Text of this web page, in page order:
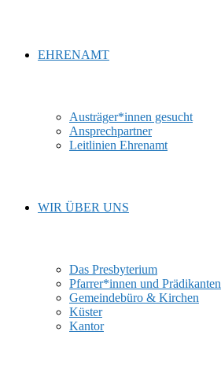
EHRENAMT
Austräger*innen gesucht
Ansprechpartner
Leitlinien Ehrenamt
WIR ÜBER UNS
Das Presbyterium
Pfarrer*innen und Prädikanten
Gemeindebüro & Kirchen
Küster
Kantor